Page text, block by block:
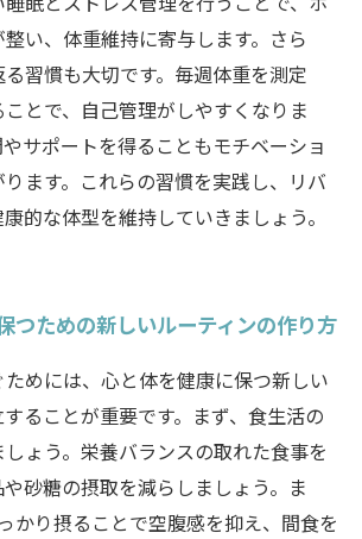
い、体重維持に寄与します。さら
習慣も大切です。毎週体重を測定
とで、自己管理がしやすくなりま
サポートを得ることもモチベーショ
ます。これらの習慣を実践し、リバ
的な体型を維持していきましょう。
つための新しいルーティンの作り方
めには、心と体を健康に保つ新しい
ることが重要です。まず、食生活の
ょう。栄養バランスの取れた食事を
砂糖の摂取を減らしましょう。ま
かり摂ることで空腹感を抑え、間食を